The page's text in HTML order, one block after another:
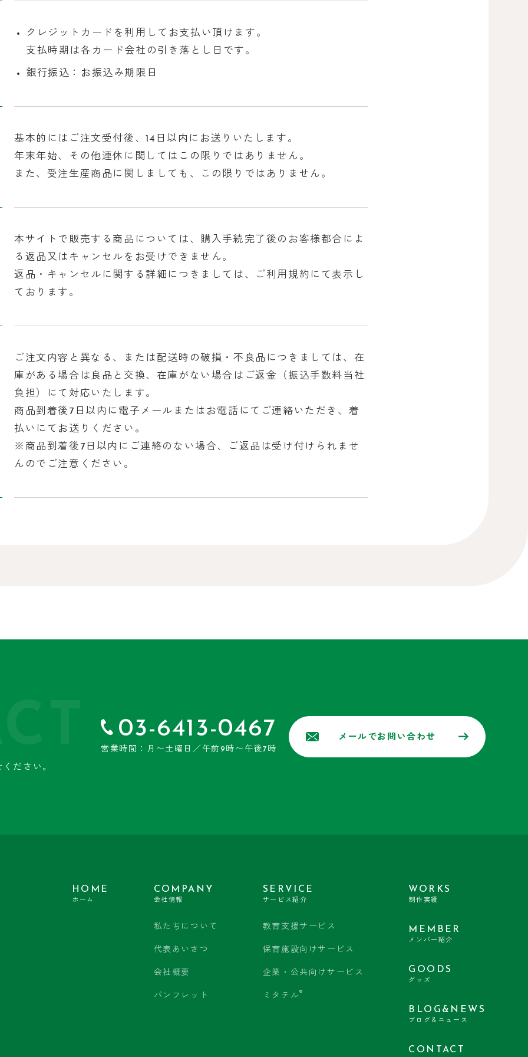
クレジットカードを利用してお支払い頂けます。
支払時期は各カード会社の引き落とし日です。
銀行振込：お振込み期限日
基本的にはご注文受付後、14日以内にお送りいたします。
年末年始、その他連休に関してはこの限りではありません。
また、受注生産商品に関しましても、この限りではありません。
本サイトで販売する商品については、購入手続完了後のお客様都合によ
る返品又はキャンセルをお受けできません。
返品・キャンセルに関する詳細につきましては、ご利用規約にて表示し
ております。
ご注文内容と異なる、または配送時の破損・不良品につきましては、在
庫がある場合は良品と交換、在庫がない場合はご返金（振込手数料当社
負担）にて対応いたします。
商品到着後7日以内に電子メールまたはお電話にてご連絡いただき、着
払いにてお送りください。
※商品到着後7日以内にご連絡のない場合、ご返品は受け付けられませ
んのでご注意ください。
ださい。
03-6413-0467
営業時間：月〜土曜日／午前9時〜午後7時
メールでお問い合わせ
HOME
ホーム
COMPANY
会社情報
私たちについて
代表あいさつ
会社概要
パンフレット
SERVICE
サービス紹介
教育支援サービス
保育施設向けサービス
企業・公共向けサービス
ミタテル®
WORKS
制作実績
MEMBER
メンバー紹介
GOODS
グッズ
BLOG&NEWS
ブログ＆ニュース
CONTACT